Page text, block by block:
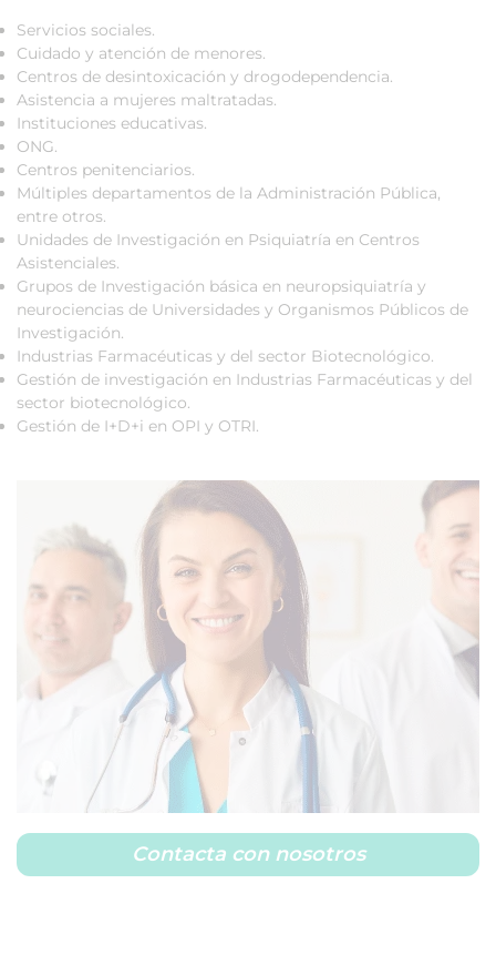
Servicios sociales.
Cuidado y atención de menores.
Centros de desintoxicación y drogodependencia.
Asistencia a mujeres maltratadas.
Instituciones educativas.
ONG.
Centros penitenciarios.
Múltiples departamentos de la Administración Pública,
entre otros.
Unidades de Investigación en Psiquiatría en Centros
Asistenciales.
Grupos de Investigación básica en neuropsiquiatría y
neurociencias de Universidades y Organismos Públicos de
Investigación.
Industrias Farmacéuticas y del sector Biotecnológico.
Gestión de investigación en Industrias Farmacéuticas y del
sector biotecnológico.
Gestión de I+D+i en OPI y OTRI.
Contacta con nosotros